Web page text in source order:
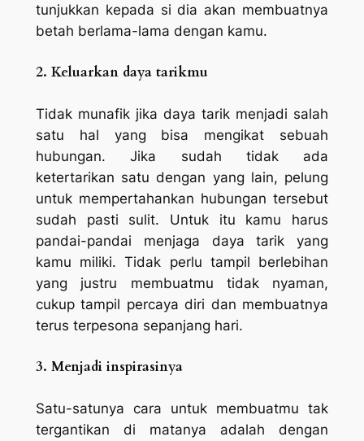
tunjukkan kepada si dia akan membuatnya
betah berlama-lama dengan kamu.
2. Keluarkan daya tarikmu
Tidak munafik jika daya tarik menjadi salah
satu hal yang bisa mengikat sebuah
hubungan. Jika sudah tidak ada
ketertarikan satu dengan yang lain, pelung
untuk mempertahankan hubungan tersebut
sudah pasti sulit. Untuk itu kamu harus
pandai-pandai menjaga daya tarik yang
kamu miliki. Tidak perlu tampil berlebihan
yang justru membuatmu tidak nyaman,
cukup tampil percaya diri dan membuatnya
terus terpesona sepanjang hari.
3. Menjadi inspirasinya
Satu-satunya cara untuk membuatmu tak
tergantikan di matanya adalah dengan